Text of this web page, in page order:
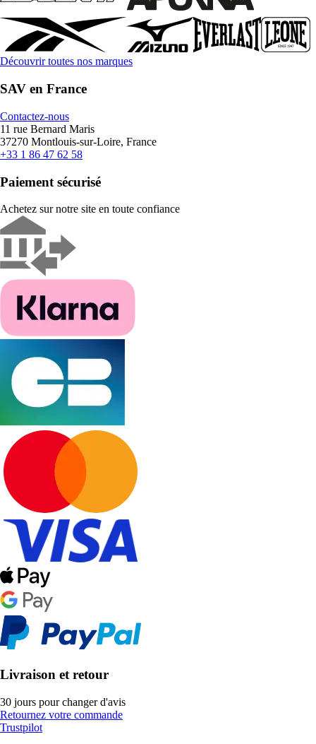
Découvrir toutes nos marques
SAV en France
Contactez-nous
11 rue Bernard Maris
37270 Montlouis-sur-Loire, France
+33 1 86 47 62 58
Paiement sécurisé
Achetez sur notre site en toute confiance
Livraison et retour
30 jours pour changer d'avis
Retournez votre commande
Trustpilot